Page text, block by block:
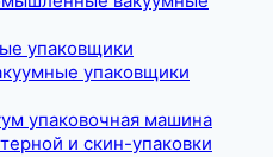
упаковщики
упаковщики
упаковочная машина
и скин-упаковки